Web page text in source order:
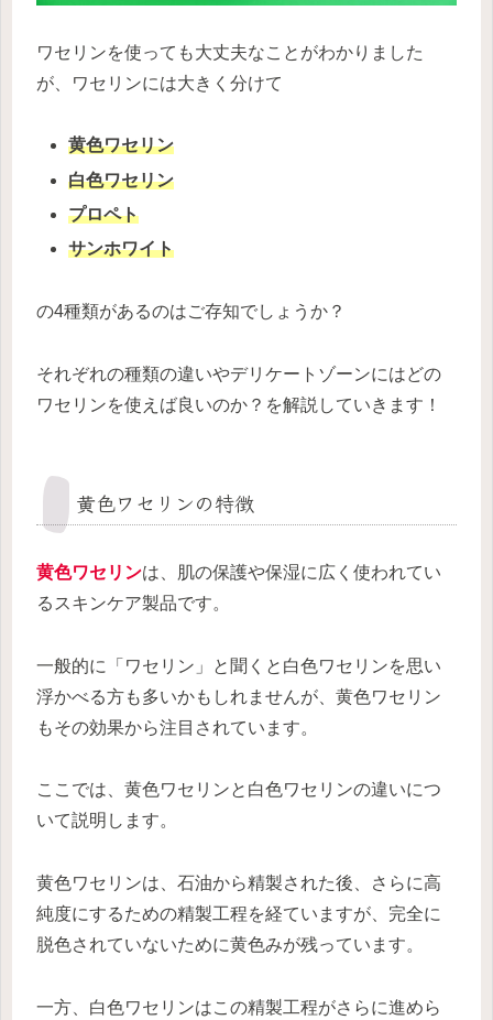
ワセリンを使っても大丈夫なことがわかりました
が、ワセリンには大きく分けて
黄色ワセリン
白色ワセリン
プロペト
サンホワイト
の4種類があるのはご存知でしょうか？
それぞれの種類の違いやデリケートゾーンにはどの
ワセリンを使えば良いのか？を解説していきます！
黄色ワセリンの特徴
黄色ワセリンは、肌の保護や保湿に広く使われてい
るスキンケア製品です。
一般的に「ワセリン」と聞くと白色ワセリンを思い
浮かべる方も多いかもしれませんが、黄色ワセリン
もその効果から注目されています。
ここでは、黄色ワセリンと白色ワセリンの違いにつ
いて説明します。
黄色ワセリンは、石油から精製された後、さらに高
純度にするための精製工程を経ていますが、完全に
脱色されていないために黄色みが残っています。
一方、白色ワセリンはこの精製工程がさらに進めら